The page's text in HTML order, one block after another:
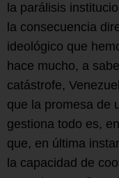
la parálisis
la consecuencia
ideológico que
hace mucho, a
catástrofe,
que la promesa de
gestiona todo es,
que, en última
la capacidad de